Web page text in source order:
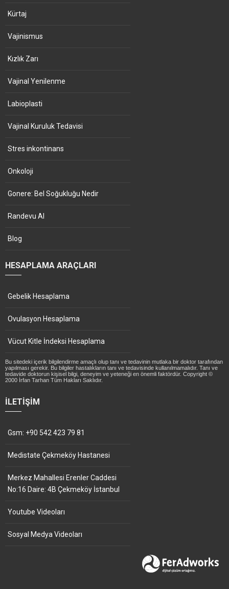
Kürtaj
Vajinismus
Kızlık Zarı
Vajinal Yenilenme
Labioplasti
Vajinal Kuruluk Tedavisi
Stres inkontinans
Onkoloji
Gonere: Bel Soğukluğu Nedir
Randevu Al
Blog
HESAPLAMA ARAÇLARI
Gebelik Hesaplama
Ovulasyon Hesaplama
Vücut Kitle İndeksi Hesaplama
Bu sitedeki içerik bilgilendirme amaçlı olup tanı ve tedavinin mutlaka bir doktor tarafından
yapılması gerekir. Bu bilgiler hastalıkların tanı ve tedavisinde kullanılmamalıdır. Tanı ve
tedavide doktorun kişisel bilgi, deneyim ve yeteneği en önemli faktördür. Copyright ©
2000 İrfan Tarhan Tüm Hakları Saklıdır.
İLETIŞIM
Gsm: +90 542 423 79 81
Medistate Çekmeköy Hastanesi
Merkez Mahallesi Erenler Caddesi
No:16 Daire: 4B Çekmeköy İstanbul
Youtube Videoları
Sosyal Medya Videoları